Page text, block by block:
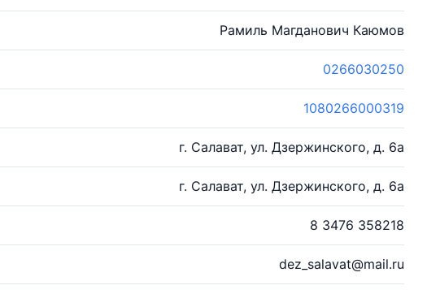
Рамиль Магданович Каюмов
0266030250
1080266000319
г. Салават, ул. Дзержинского, д. 6а
г. Салават, ул. Дзержинского, д. 6а
8 3476 358218
dez_salavat@mail.ru